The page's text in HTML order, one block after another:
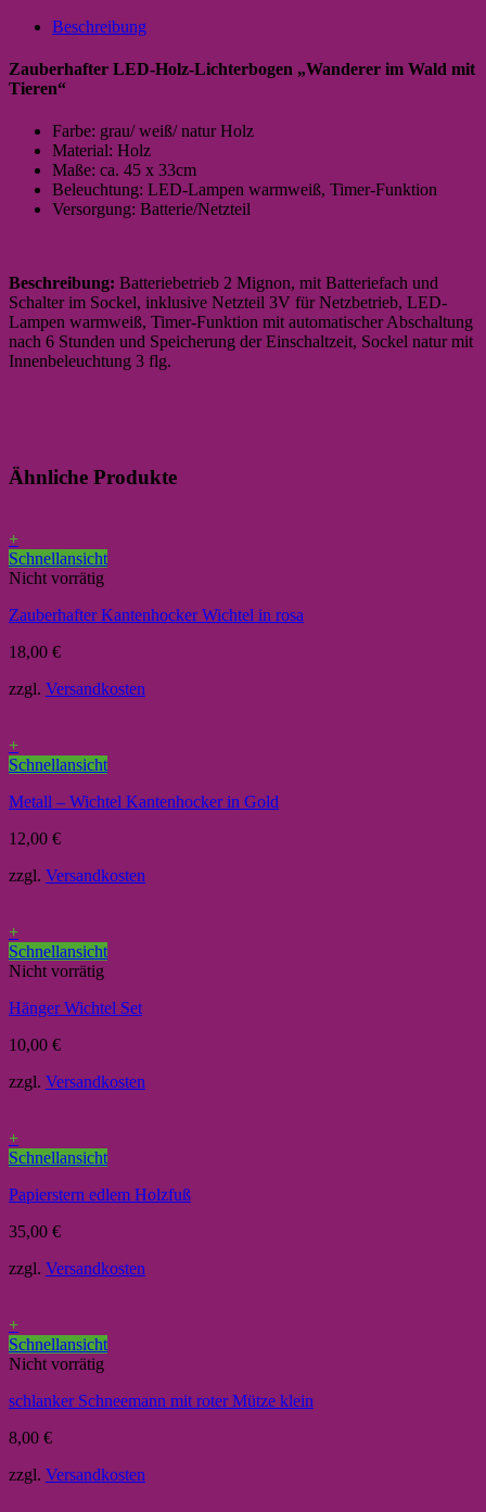
Beschreibung
Zauberhafter LED-Holz-Lichterbogen „Wanderer im Wald mit
Tieren“
Farbe: grau/ weiß/ natur Holz
Material: Holz
Maße: ca. 45 x 33cm
Beleuchtung: LED-Lampen warmweiß, Timer-Funktion
Versorgung: Batterie/Netzteil
Beschreibung: Batteriebetrieb 2 Mignon, mit Batteriefach und
Schalter im Sockel, inklusive Netzteil 3V für Netzbetrieb, LED-
Lampen warmweiß, Timer-Funktion mit automatischer Abschaltung
nach 6 Stunden und Speicherung der Einschaltzeit, Sockel natur mit
Innenbeleuchtung 3 flg.
Ähnliche Produkte
+
Schnellansicht
Nicht vorrätig
Zauberhafter Kantenhocker Wichtel in rosa
18,00 €
zzgl. Versandkosten
+
Schnellansicht
Metall – Wichtel Kantenhocker in Gold
12,00 €
zzgl. Versandkosten
+
Schnellansicht
Nicht vorrätig
Hänger Wichtel Set
10,00 €
zzgl. Versandkosten
+
Schnellansicht
Papierstern edlem Holzfuß
35,00 €
zzgl. Versandkosten
+
Schnellansicht
Nicht vorrätig
schlanker Schneemann mit roter Mütze klein
8,00 €
zzgl. Versandkosten